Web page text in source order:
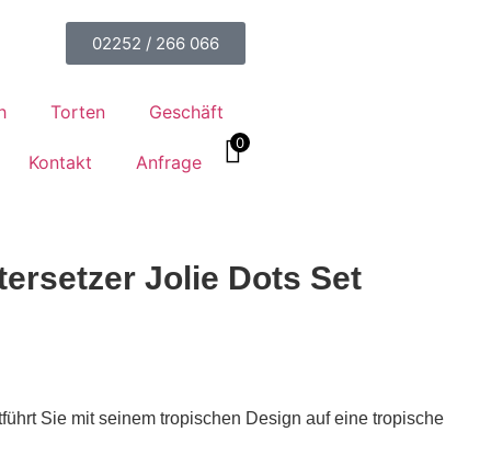
02252 / 266 066
Torten Geschäft
Kontakt Anfrage
0
Jolie Dots Set
Sie mit seinem tropischen Design auf eine tropische